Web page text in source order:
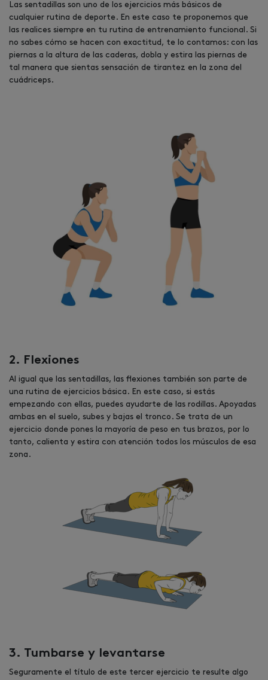
Las sentadillas son uno de los ejercicios más básicos de
cualquier rutina de deporte. En este caso te proponemos que
las realices siempre en tu rutina de entrenamiento funcional. Si
no sabes cómo se hacen con exactitud, te lo contamos: con las
piernas a la altura de las caderas, dobla y estira las piernas de
tal manera que sientas sensación de tirantez en la zona del
cuádriceps.
2. Flexiones
Al igual que las sentadillas, las flexiones también son parte de
una rutina de ejercicios básica. En este caso, si estás
empezando con ellas, puedes ayudarte de las rodillas. Apoyadas
ambas en el suelo, subes y bajas el tronco. Se trata de un
ejercicio donde pones la mayoría de peso en tus brazos, por lo
tanto, calienta y estira con atención todos los músculos de esa
zona.
3. Tumbarse y levantarse
Seguramente el título de este tercer ejercicio te resulte algo